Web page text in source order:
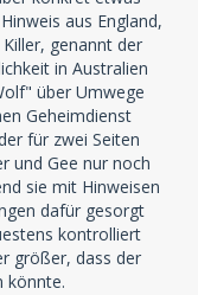
aus England,
genannt der
in Australien
über Umwege
Geheimdienst
für zwei Seiten
und Gee nur noch
sie mit Hinweisen
dafür gesorgt
kontrolliert
größer, dass der
könnte.